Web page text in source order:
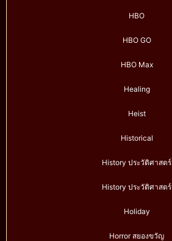
HBO
HBO GO
HBO Max
Healing
Heist
Historical
History ประวัติศาสตร์
History ประวัติศาสตร์
Holiday
Horror สยองขวัญ